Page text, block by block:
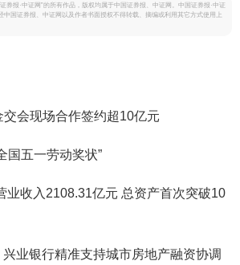
券报·中证网”的所有作品，版权均属于中国证券报、中证网。中国证券报·中证
中国证券报、中证网以及作者书面授权不得转载、摘编或利用其它方式使用上
会现场合作签约超10亿元
国五一劳动奖状”
业收入2108.31亿元 总资产首次突破10
业银行精准支持城市房地产融资协调